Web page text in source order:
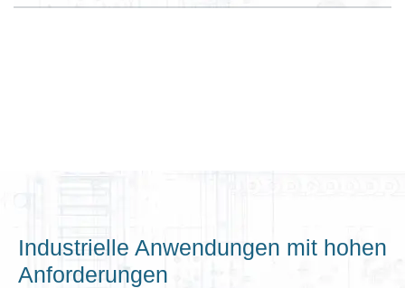
Industrielle Anwendungen mit hohen
Anforderungen